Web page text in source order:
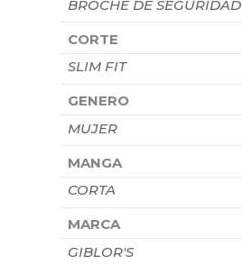
BROCHE DE SEGURIDAD
CORTE
SLIM FIT
GENERO
MUJER
MANGA
CORTA
MARCA
GIBLOR'S